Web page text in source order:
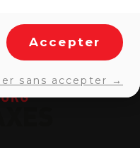
Accepter
sans accepter →